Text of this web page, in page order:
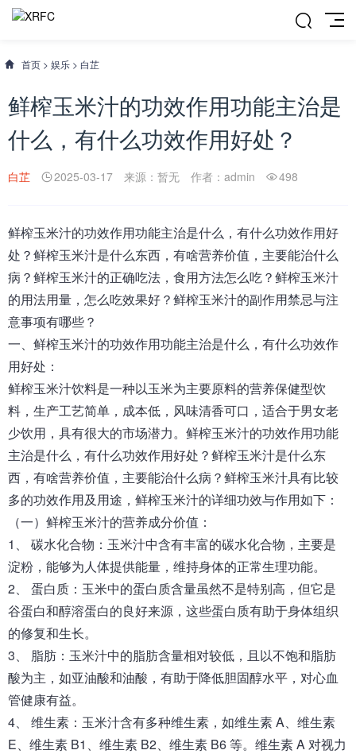
首页 > 娱乐 > 白芷
鲜榨玉米汁的功效作用功能主治是
什么，有什么功效作用好处？
白芷 2025-03-17 来源：暂无 作者：admin 498
鲜榨玉米汁的功效作用功能主治是什么，有什么功效作用好
处 ？鲜榨玉米汁是什么东西，有啥营养价值，主要能治什么
病？鲜榨玉米汁的正确吃法，食用方法怎么吃？鲜榨玉米汁
的用法用量，怎么吃效果好？鲜榨玉米汁的副作用禁忌与注
意事项有哪些？
一、 鲜榨玉米汁的功效作用功能主治是什么，有什么功效作
用好处 ：
鲜榨玉米汁饮料是一种以玉米为主要原料的营养保健型饮
料，生产工艺简单，成本低，风味清香可口，适合于男女老
少饮用，具有很大的市场潜力。鲜榨玉米汁的功效作用功能
主治是什么，有什么功效作用好处？鲜榨玉米汁是什么东
西，有啥营养价值，主要能治什么病？鲜榨玉米汁具有比较
多的功效作用及用途，鲜榨玉米汁的详细功效与作用如下：
（一）鲜榨玉米汁的营养成分价值：
1、 碳水化合物：玉米汁中含有丰富的碳水化合物，主要是
淀粉，能够为人体提供能量，维持身体的正常生理功能。
2、 蛋白质：玉米中的蛋白质含量虽然不是特别高，但它是
谷蛋白和醇溶蛋白的良好来源，这些蛋白质有助于身体组织
的修复和生长。
3、 脂肪：玉米汁中的脂肪含量相对较低，且以不饱和脂肪
酸为主，如亚油酸和油酸，有助于降低胆固醇水平，对心血
管健康有益。
4、 维生素：玉米汁含有多种维生素，如维生素 A、维生素
E、维生素 B1、维生素 B2、维生素 B6 等。维生素 A 对视力